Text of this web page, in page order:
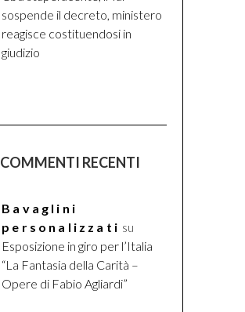
sospende il decreto, ministero
reagisce costituendosi in
giudizio
COMMENTI RECENTI
Bavaglini
personalizzati su
Esposizione in giro per l’Italia
“La Fantasia della Carità –
Opere di Fabio Agliardi”